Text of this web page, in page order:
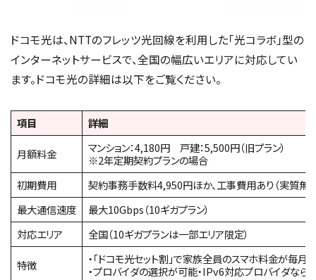
ドコモ光は、NTTのフレッツ光回線を利用した「光コラボ」型の
インターネットサービスで、全国の幅広いエリアに対応してい
ます。ドコモ光の詳細は以下をご覧ください。
項目 詳細
月額料金
マンション：4,180円 戸建：5,500円（旧プラン）
※2年定期契約プランの場合
初期費用
契約事務手数料4,950円ほか、工事費用あり（実質無
最大通信速度
最大10Gbps（10ギガプラン）
対応エリア
全国（10ギガプランは一部エリア限定）
特徴
・「ドコモ光セット割」で家族全員のスマホ料金が毎
・プロバイダの選択が可能・IPv6対応プロバイダな